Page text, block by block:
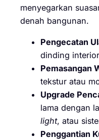
menyegarkan
denah bangunan.
Pengecatan
dinding
Pemasangan
tekstur atau
Upgrade
lama dengan
light, atau
Penggantian